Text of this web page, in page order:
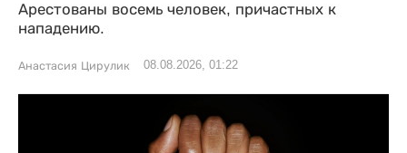
Арестованы восемь человек, причастных к
нападению.
Анастасия Цирулик 08.08.2026, 01:22